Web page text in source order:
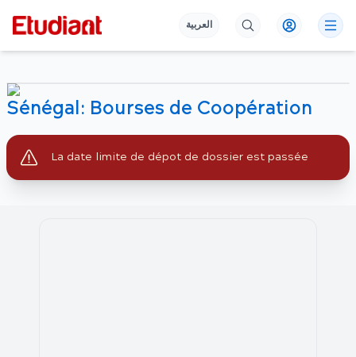
العربية
Sénégal: Bourses de Coopération
La date limite de dépot de dossier est passée